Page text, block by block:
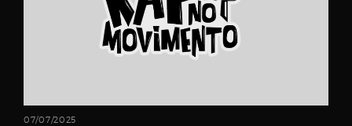
07/07/2025